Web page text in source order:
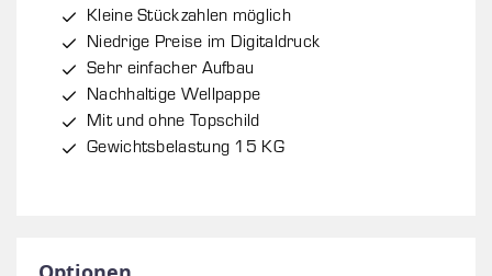
Kleine Stückzahlen möglich
Niedrige Preise im Digitaldruck
Sehr einfacher Aufbau
Nachhaltige Wellpappe
Mit und ohne Topschild
Gewichtsbelastung 15 KG